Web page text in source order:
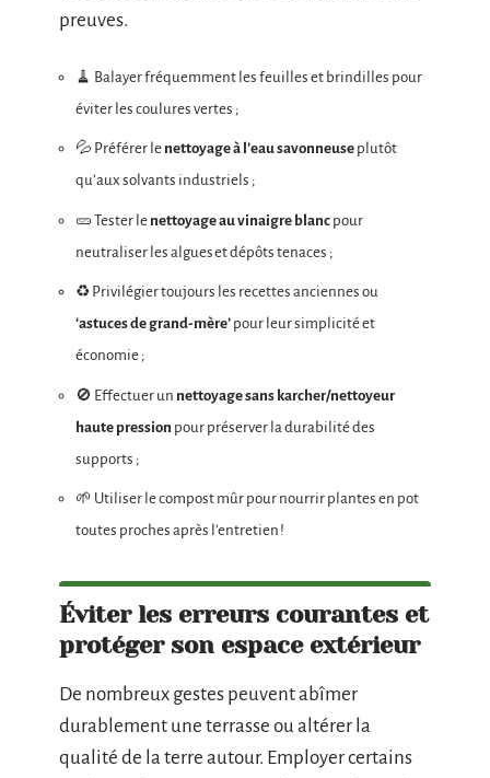
preuves.
🧹 Balayer fréquemment les feuilles et brindilles pour
éviter les coulures vertes ;
💦 Préférer le nettoyage à l’eau savonneuse plutôt
qu’aux solvants industriels ;
🥒 Tester le nettoyage au vinaigre blanc pour
neutraliser les algues et dépôts tenaces ;
♻️ Privilégier toujours les recettes anciennes ou
‘astuces de grand-mère’ pour leur simplicité et
économie ;
🚫 Effectuer un nettoyage sans karcher/nettoyeur
haute pression pour préserver la durabilité des
supports ;
🌱 Utiliser le compost mûr pour nourrir plantes en pot
toutes proches après l’entretien !
Éviter les erreurs courantes et
protéger son espace extérieur
De nombreux gestes peuvent abîmer
durablement une terrasse ou altérer la
qualité de la terre autour. Employer certains